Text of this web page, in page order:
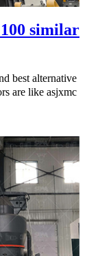
similar
best alternative
are like asjxmc